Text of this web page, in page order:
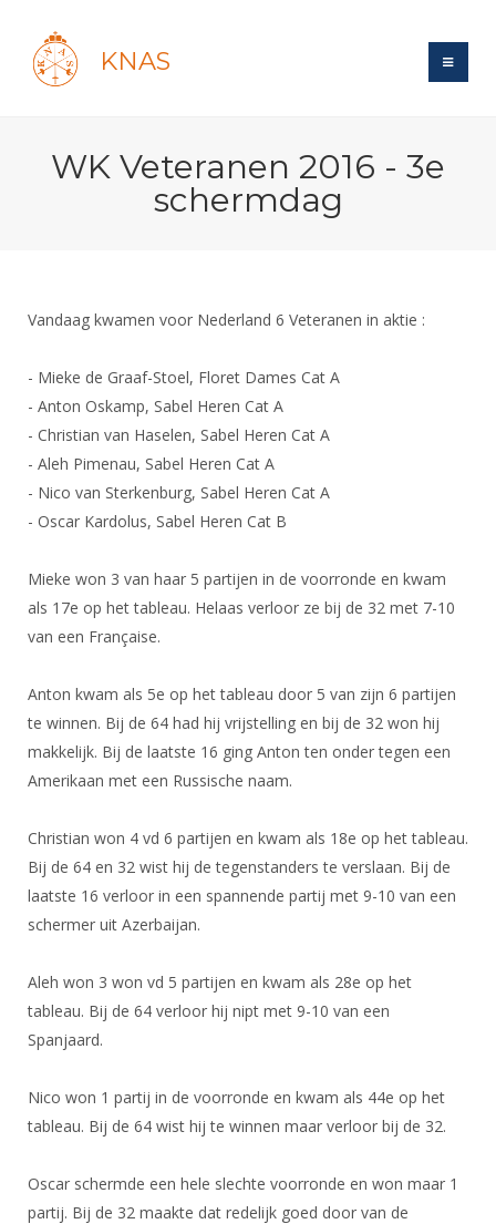
KNAS
Login
Maandelijks archief
Evenement
Handleiding
Bond
Tarieven
Reglementen
Ledencijfers
Sponsors en Partners
Organisatie
Ereleden
Vacatures
Bondsbureau
Medewerkers
Samenwerking
Formulieren
Nieuws
Witte Vlekkenplan
Overschrijven leden
Veteranen
Lichtzwaardschermen
Wedstrijdsport
Ranglijsten
Inschrijven
Reglementen
Materiaal
Schermpaspoort
Rolstoelschermen
Wedstrijdkalender
KNAS Keurmerk
NK's
JPT
Veteranenwedstrijden
Wedstrijdorganisatie
Nieuws
Aanvragen van scheidsrechters
Import inschrijvingen uit Nahouw
Wat is topsport
NK's
Oranje
DBT
SBT
Talentontwikkeling
Internationale Titeltoernooien
Internationale aanmeldingen
Informatie
Voor de jeugd
Spreekbeurtpakket
Jeugdkampen
Brassardsysteem
Voor coaches en leraren
Nieuws
Internationale opleidingen
Opleidingen
Leraar
Voor scheidsrechters
Nieuws
Scheidsrechterslijst
Scheidsrechter Documentatie
Opleidingen
Tuchtzaken
Archief
Bibliotheek
Forums
Forums
Schermforum
Nieuws
Zoek Vereniging
Contact
NK organiseren
WK Veteranen 2016 - 3e
schermdag
Vandaag kwamen voor Nederland 6 Veteranen in aktie :
- Mieke de Graaf-Stoel, Floret Dames Cat A
- Anton Oskamp, Sabel Heren Cat A
- Christian van Haselen, Sabel Heren Cat A
- Aleh Pimenau, Sabel Heren Cat A
- Nico van Sterkenburg, Sabel Heren Cat A
- Oscar Kardolus, Sabel Heren Cat B
Mieke won 3 van haar 5 partijen in de voorronde en kwam
als 17e op het tableau. Helaas verloor ze bij de 32 met 7-10
van een Française.
Anton kwam als 5e op het tableau door 5 van zijn 6 partijen
te winnen. Bij de 64 had hij vrijstelling en bij de 32 won hij
makkelijk. Bij de laatste 16 ging Anton ten onder tegen een
Amerikaan met een Russische naam.
Christian won 4 vd 6 partijen en kwam als 18e op het tableau.
Bij de 64 en 32 wist hij de tegenstanders te verslaan. Bij de
laatste 16 verloor in een spannende partij met 9-10 van een
schermer uit Azerbaijan.
Aleh won 3 won vd 5 partijen en kwam als 28e op het
tableau. Bij de 64 verloor hij nipt met 9-10 van een
Spanjaard.
Nico won 1 partij in de voorronde en kwam als 44e op het
tableau. Bij de 64 wist hij te winnen maar verloor bij de 32.
Oscar schermde een hele slechte voorronde en won maar 1
partij. Bij de 32 maakte dat redelijk goed door van de